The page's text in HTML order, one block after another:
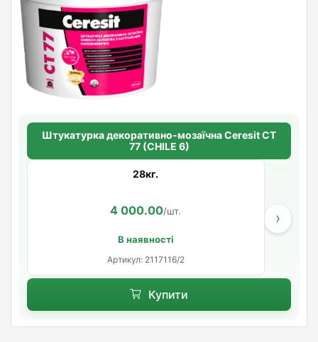
Штукатурка декоративно-мозаїчна Ceresit CT
77 (CHILE 6)
28кг.
4 000.00/шт.
В наявності
Артикул: 2117116/2
›
Купити